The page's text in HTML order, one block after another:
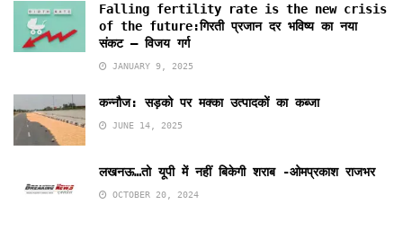
Falling fertility rate is the new crisis
of the future:गिरती प्रजान दर भविष्य का नया
संकट – विजय गर्ग
JANUARY 9, 2025
कन्नौज: सड़को पर मक्का उत्पादकों का कब्जा
JUNE 14, 2025
लखनऊ…तो यूपी में नहीं बिकेगी शराब -ओमप्रकाश राजभर
OCTOBER 20, 2024